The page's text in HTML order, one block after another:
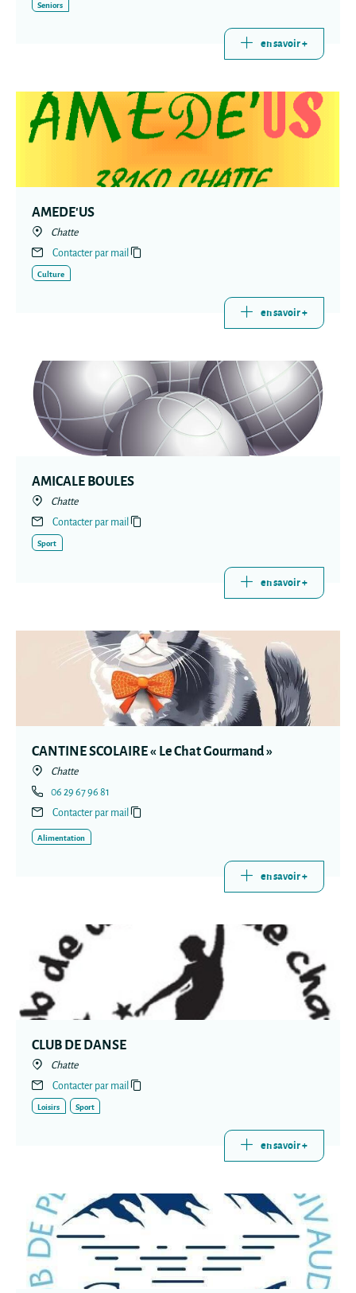
Seniors
en savoir +
AMEDE'US
Chatte
Contacter par mail
Culture
en savoir +
AMICALE BOULES
Chatte
Contacter par mail
Sport
en savoir +
CANTINE SCOLAIRE « Le Chat Gourmand »
Chatte
06 29 67 96 81
Contacter par mail
Alimentation
en savoir +
CLUB DE DANSE
Chatte
Contacter par mail
Loisirs Sport
en savoir +